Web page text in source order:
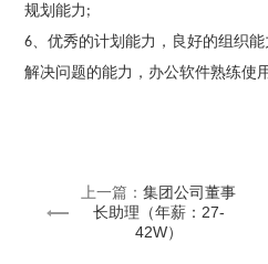
规划能力 ;
6 、优秀的计划能力，良好的组织
解决问题的能力，办公软件熟练使用
上一篇：集团公司董事
长助理（年薪：27-
42W）